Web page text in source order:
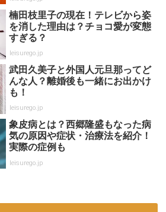
楠田枝里子の現在！テレビから姿
を消した理由は？チョコ愛が変態
すぎる？
leisurego.jp
武田久美子と外国人元旦那ってど
んな人？離婚後も一緒にお出かけ
も！
leisurego.jp
象皮病とは？西郷隆盛もなった病
気の原因や症状・治療法を紹介！
実際の症例も
leisurego.jp